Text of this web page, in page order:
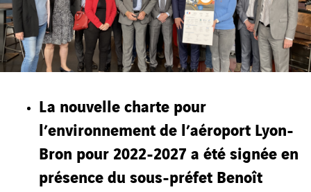
La nouvelle charte pour
l’environnement de l’aéroport Lyon-
Bron pour 2022-2027 a été signée en
présence du sous-préfet Benoît